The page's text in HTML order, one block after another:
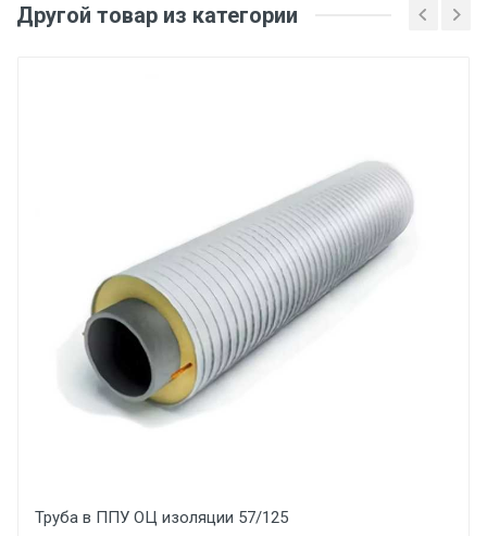
Другой товар из категории
Труба в ППУ ОЦ изоляции 57/125